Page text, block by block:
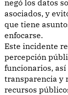
negó los datos
asociados, y
que tiene
enfocarse.
Este incidente
percepción
funcionarios,
transparencia y
recursos